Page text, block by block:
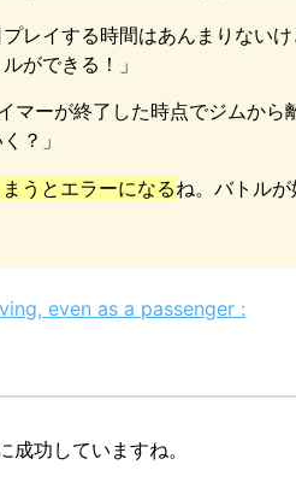
レイする時間はあんまりない
ができる！」
マーが終了した時点でジムから
？」
うとエラーになるね。バトル
even as a passenger :
功していますね。